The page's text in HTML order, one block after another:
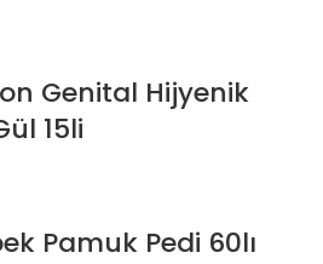
Genital Hijyenik
15li
Pamuk Pedi 60lı